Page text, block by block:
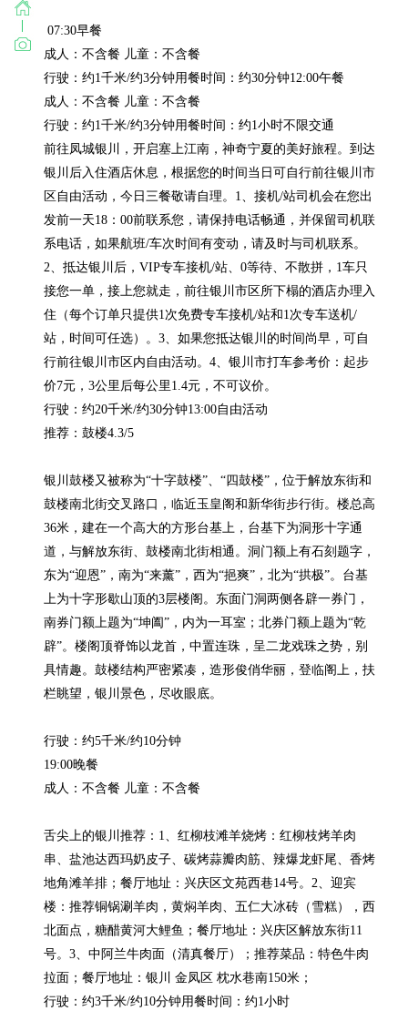
07:30早餐
成人：不含餐 儿童：不含餐
行驶：约1千米/约3分钟用餐时间：约30分钟12:00午餐
成人：不含餐 儿童：不含餐
行驶：约1千米/约3分钟用餐时间：约1小时不限交通
前往凤城银川，开启塞上江南，神奇宁夏的美好旅程。到达
银川后入住酒店休息，根据您的时间当日可自行前往银川市
区自由活动，今日三餐敬请自理。1、接机/站司机会在您出
发前一天18：00前联系您，请保持电话畅通，并保留司机联
系电话，如果航班/车次时间有变动，请及时与司机联系。
2、抵达银川后，VIP专车接机/站、0等待、不散拼，1车只
接您一单，接上您就走，前往银川市区所下榻的酒店办理入
住（每个订单只提供1次免费专车接机/站和1次专车送机/
站，时间可任选）。3、如果您抵达银川的时间尚早，可自
行前往银川市区内自由活动。4、银川市打车参考价：起步
价7元，3公里后每公里1.4元，不可议价。
行驶：约20千米/约30分钟13:00自由活动
推荐：鼓楼4.3/5
银川鼓楼又被称为“十字鼓楼”、“四鼓楼”，位于解放东街和
鼓楼南北街交叉路口，临近玉皇阁和新华街步行街。楼总高
36米，建在一个高大的方形台基上，台基下为洞形十字通
道，与解放东街、鼓楼南北街相通。洞门额上有石刻题字，
东为“迎恩”，南为“来薰”，西为“挹爽”，北为“拱极”。台基
上为十字形歇山顶的3层楼阁。东面门洞两侧各辟一券门，
南券门额上题为“坤阖”，内为一耳室；北券门额上题为“乾
辟”。楼阁顶脊饰以龙首，中置连珠，呈二龙戏珠之势，别
具情趣。鼓楼结构严密紧凑，造形俊俏华丽，登临阁上，扶
栏眺望，银川景色，尽收眼底。
行驶：约5千米/约10分钟
19:00晚餐
成人：不含餐 儿童：不含餐
舌尖上的银川推荐：1、红柳枝滩羊烧烤：红柳枝烤羊肉
串、盐池达西玛奶皮子、碳烤蒜瓣肉筋、辣爆龙虾尾、香烤
地角滩羊排；餐厅地址：兴庆区文苑西巷14号。2、迎宾
楼：推荐铜锅涮羊肉，黄焖羊肉、五仁大冰砖（雪糕），西
北面点，糖醋黄河大鲤鱼；餐厅地址：兴庆区解放东街11
号。3、中阿兰牛肉面（清真餐厅）；推荐菜品：特色牛肉
拉面；餐厅地址：银川 金凤区 枕水巷南150米；
行驶：约3千米/约10分钟用餐时间：约1小时